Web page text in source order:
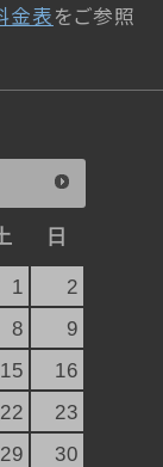
金表をご参照
日
1
2
8
9
15
16
22
23
29
30
具店
受取）